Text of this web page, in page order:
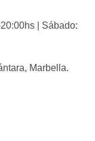
| Sábado:
Marbella.